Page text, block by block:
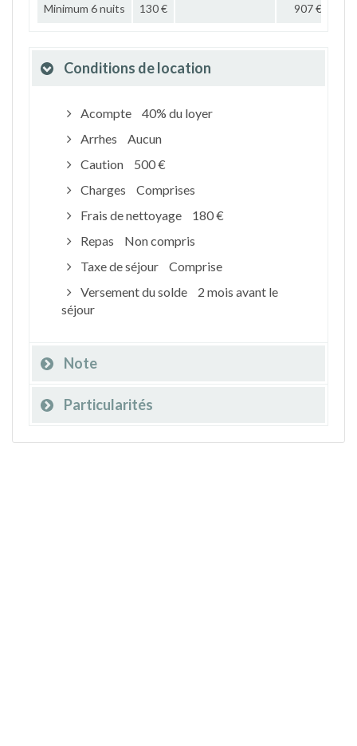
Minimum 6 nuits 130 € 907 €
Conditions de location
Acompte
40% du loyer
Arrhes
Aucun
Caution
500 €
Charges
Comprises
Frais de nettoyage
180 €
Repas
Non compris
Taxe de séjour
Comprise
Versement du solde
2 mois avant le
séjour
Note
Particularités